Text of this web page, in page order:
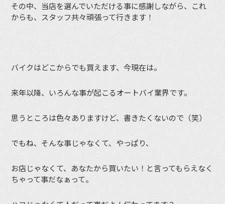
その中、当店を選んでいただける事に感謝しながら、これ
からも、スタッフ共々頑張って行きます！
バイクはどこからでも買えます、今現在は。
来年以降、いろんな事が起こるオートバイ業界です。
思うところは色々ありますけど、書きたくないので（笑）
でもね、そんな事じゃなくて、やっぱり、
お店じゃなくて、あなたから買いたい！と言ってもらえなく
ちゃって事だなぁって。